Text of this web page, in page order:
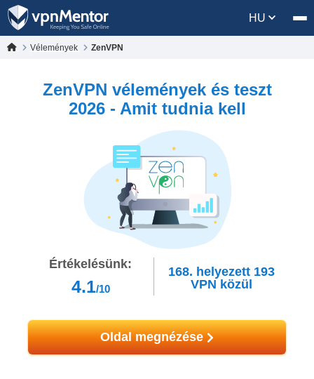
HU
Vélemények ZenVPN
ZenVPN vélemények és teszt
2026 - Amit tudnia kell
Értékelésünk:
4.1/10
168. helyezett 193
VPN közül
Oldal megnézése